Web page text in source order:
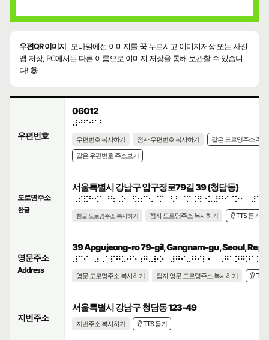
우편QR 이미지
모바일에선 이미지를 꾹 누르시고 이미지저장 또는 사진
앱 저장, PC에서는 다른 이름으로 이미지 저장을 통해 보관할 수 있습니
다! 😄
우편번호
06012
⠼⠚⠋⠚⠁⠃
우편번호 복사하기 점자 우편번호 복사하기
같은 도로명주소 주
같은 우편번호 주소보기
도로명주소
한글
서울특별시 강남구 압구정로79길 39 (청담동)
⠠⠎⠯⠓⠪⠁⠘⠳⠠⠕⠀⠫⠶⠉⠢⠈⠍⠀⠣⠃⠈⠍⠨⠻⠐⠥⠼⠛⠊⠈⠕⠂⠀⠼⠉⠊
한글 도로명주소 복사하기 점자 도로명주소 복사하기 👂 TTS 듣기
영문주소
Address
39 Apgujeong-ro 79-gil, Gangnam-gu, Seoul,
영문 도로명주소 복사하기 점자 영문 도로명주소 복사하기 👂 TTS
지번주소
서울특별시 강남구 청담동 123-49
지번주소 복사하기 👂 TTS 듣기